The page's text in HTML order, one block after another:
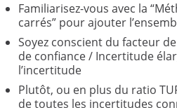
Familiarisez-vous avec la
carrés” pour ajouter
Soyez conscient du facteur
de confiance / Incertitude
l’incertitude
Plutôt, ou en plus du ratio
de toutes les incertitudes